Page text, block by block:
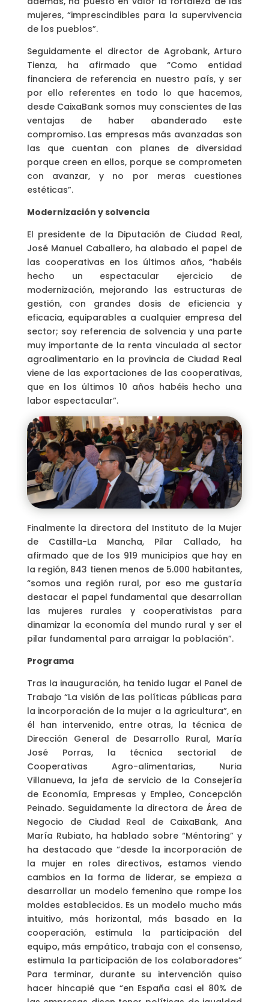
mujeres, “imprescindibles para la supervivencia
de los pueblos”.
Seguidamente el director de Agrobank, Arturo
Tienza, ha afirmado que “Como entidad
financiera de referencia en nuestro país, y ser
por ello referentes en todo lo que hacemos,
desde CaixaBank somos muy conscientes de las
ventajas de haber abanderado este
compromiso. Las empresas más avanzadas son
las que cuentan con planes de diversidad
porque creen en ellos, porque se comprometen
con avanzar, y no por meras cuestiones
estéticas”.
Modernización y solvencia
El presidente de la Diputación de Ciudad Real,
José Manuel Caballero, ha alabado el papel de
las cooperativas en los últimos años, “habéis
hecho un espectacular ejercicio de
modernización, mejorando las estructuras de
gestión, con grandes dosis de eficiencia y
eficacia, equiparables a cualquier empresa del
sector; soy referencia de solvencia y una parte
muy importante de la renta vinculada al sector
agroalimentario en la provincia de Ciudad Real
viene de las exportaciones de las cooperativas,
que en los últimos 10 años habéis hecho una
labor espectacular”.
Finalmente la directora del Instituto de la Mujer
de Castilla-La Mancha, Pilar Callado, ha
afirmado que de los 919 municipios que hay en
la región, 843 tienen menos de 5.000 habitantes,
“somos una región rural, por eso me gustaría
destacar el papel fundamental que desarrollan
las mujeres rurales y cooperativistas para
dinamizar la economía del mundo rural y ser el
pilar fundamental para arraigar la población”.
Programa
Tras la inauguración, ha tenido lugar el Panel de
Trabajo “La visión de las políticas públicas para
la incorporación de la mujer a la agricultura”, en
él han intervenido, entre otras, la técnica de
Dirección General de Desarrollo Rural, María
José Porras, la técnica sectorial de
Cooperativas Agro-alimentarias, Nuria
Villanueva, la jefa de servicio de la Consejería
de Economía, Empresas y Empleo, Concepción
Peinado. Seguidamente la directora de Área de
Negocio de Ciudad Real de CaixaBank, Ana
María Rubiato, ha hablado sobre “Méntoring” y
ha destacado que “desde la incorporación de
la mujer en roles directivos, estamos viendo
cambios en la forma de liderar, se empieza a
desarrollar un modelo femenino que rompe los
moldes establecidos. Es un modelo mucho más
intuitivo, más horizontal, más basado en la
cooperación, estimula la participación del
equipo, más empático, trabaja con el consenso,
estimula la participación de los colaboradores”
Para terminar, durante su intervención quiso
hacer hincapié que “en España casi el 80% de